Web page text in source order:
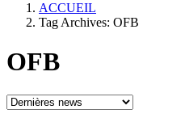
ACCUEIL
Tag Archives: OFB
OFB